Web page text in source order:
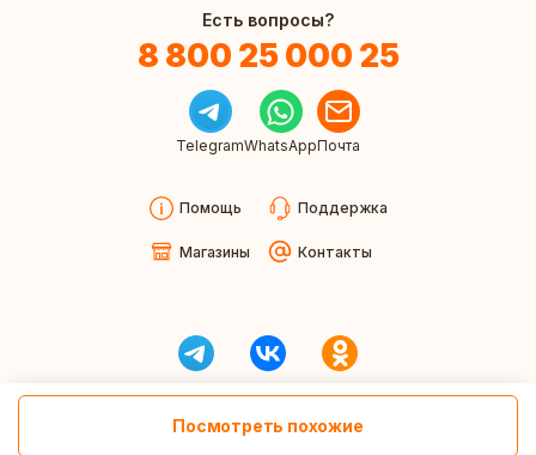
Посмотреть похожие
Есть вопросы?
8 800 25 000 25
TelegramWhatsAppПочта
Помощь Поддержка
Магазины Контакты